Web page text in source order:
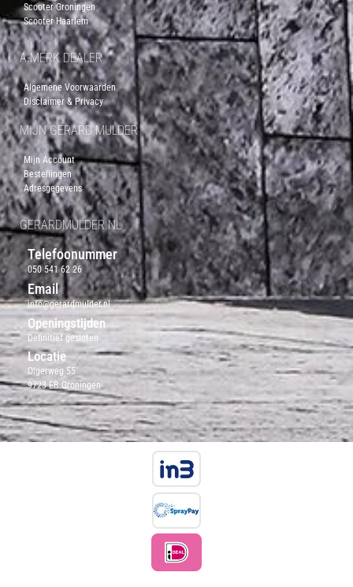
Scooter Groningen
Scooter Haarlem
A-MERK DEALER
Algemene Voorwaarden
Disclaimer & Privacy
MIJN GERARD MULDER
Mijn Account
Bestellingen
Adresgegevens
GERARDMULDER.NL
Telefoonummer
050 541 62 26
Email
info@gerardmulder.nl
Openingstijden
Definitief gesloten
Locatie
Olgerweg 55
9723 EB Groningen